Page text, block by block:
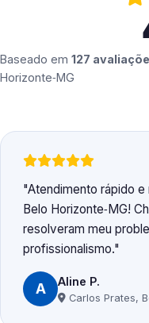
Baseado em 127
Horizonte‑MG
Atendimento rápido
Belo Horizonte‑MG!
resolveram meu
profissionalismo.
A Aline P.
Carlos Prates,